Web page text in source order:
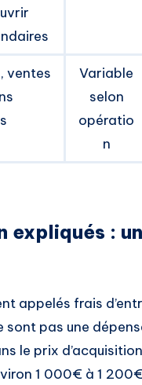
ventes
Variable
selon
opératio
n
expliqués :
appelés frais
sont pas une
le prix
1 000€ à 1